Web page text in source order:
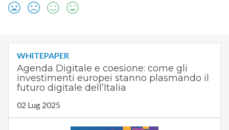
WHITEPAPER
Agenda Digitale e coesione: come gli
investimenti europei stanno plasmando il
futuro digitale dell’Italia
02 Lug 2025